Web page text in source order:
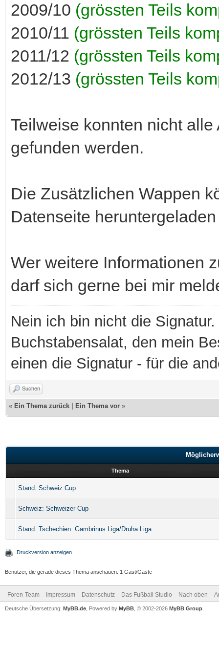
2009/10 (grössten Teils
2010/11 (grössten Teils
2011/12 (grössten Teils
2012/13 (grössten Teils
Teilweise konnten nicht
gefunden werden.
Die Zusätzlichen Wappen
Datenseite
Wer weitere Informationen
darf sich gerne bei mir
Nein ich bin nicht die
Buchstabensalat, den mein
einen die Signatur - für die
Suchen
« Ein Thema zurück Ein Thema vor »
Thema
Stand: Schweiz Cup
Schweiz: Schweizer Cup
Stand: Tschechien: Gambrinus Liga/Druha Liga
Druckversion anzeigen
Benutzer, die gerade dieses Thema anschauen: 1 Gast/Gäste
Foren-Team Impressum Datenschutz Das Fußball Studio Nach oben
Deutsche Übersetzung: MyBB.de , Powered by MyBB , © 2002-2026 MyBB Group